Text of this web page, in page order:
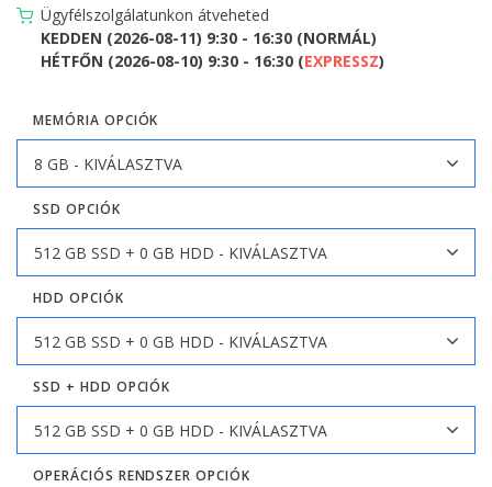
Ügyfélszolgálatunkon átveheted
KEDDEN (2026-08-11) 9:30 - 16:30 (NORMÁL)
HÉTFŐN (2026-08-10) 9:30 - 16:30 (EXPRESSZ)
MEMÓRIA OPCIÓK
SSD OPCIÓK
HDD OPCIÓK
SSD + HDD OPCIÓK
OPERÁCIÓS RENDSZER OPCIÓK